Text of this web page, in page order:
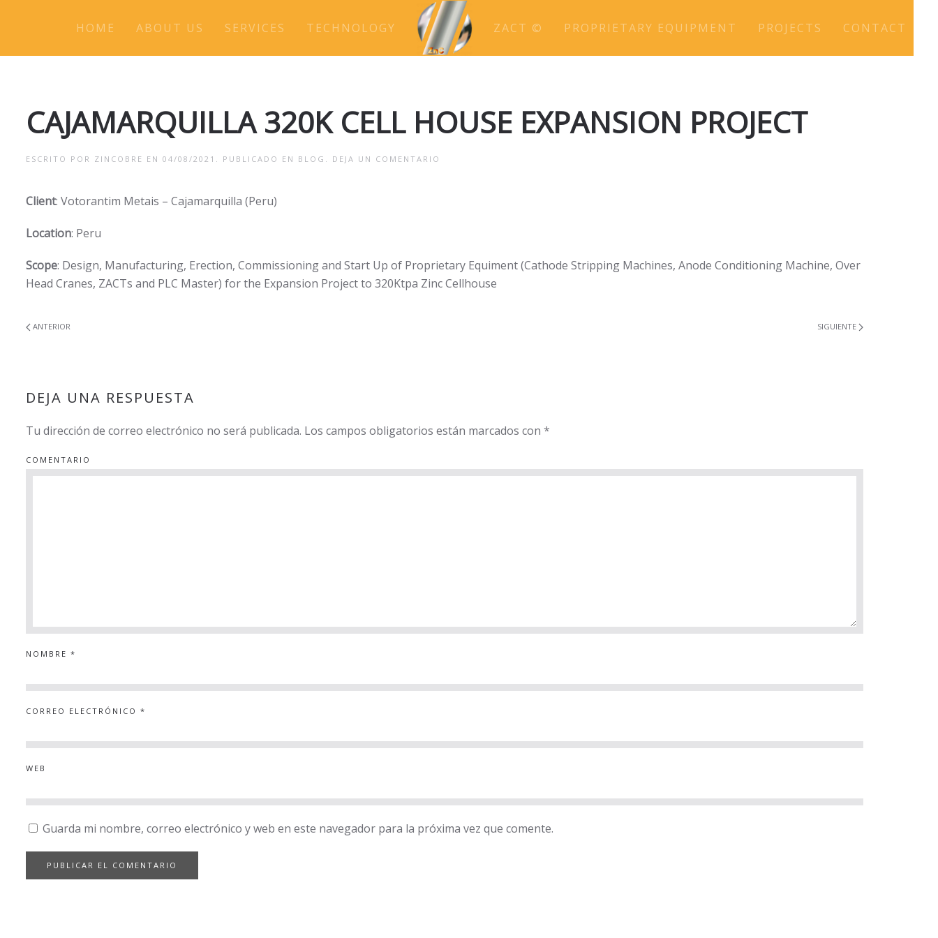
HOME ABOUT US SERVICES TECHNOLOGY ZACT © PROPRIETARY EQUIPMENT PROJECTS CONTACT
CAJAMARQUILLA 320K CELL HOUSE EXPANSION PROJECT
ESCRITO POR ZINCOBRE EN 04/08/2021 . PUBLICADO EN BLOG . DEJA UN COMENTARIO
Client: Votorantim Metais – Cajamarquilla (Peru)
Location: Peru
Scope: Design, Manufacturing, Erection, Commissioning and Start Up of Proprietary Equiment (Cathode Stripping Machines, Anode Conditioning Machine, Over
Head Cranes, ZACTs and PLC Master) for the Expansion Project to 320Ktpa Zinc Cellhouse
ANTERIOR SIGUIENTE
DEJA UNA RESPUESTA
Tu dirección de correo electrónico no será publicada. Los campos obligatorios están marcados con *
COMENTARIO
NOMBRE *
CORREO ELECTRÓNICO *
WEB
Guarda mi nombre, correo electrónico y web en este navegador para la próxima vez que comente.
PUBLICAR EL COMENTARIO